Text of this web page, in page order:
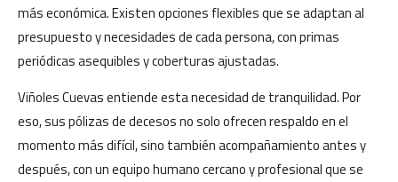
más económica. Existen opciones flexibles que se adaptan al
presupuesto y necesidades de cada persona, con primas
periódicas asequibles y coberturas ajustadas.
Viñoles Cuevas entiende esta necesidad de tranquilidad. Por
eso, sus pólizas de decesos no solo ofrecen respaldo en el
momento más difícil, sino también acompañamiento antes y
después, con un equipo humano cercano y profesional que se